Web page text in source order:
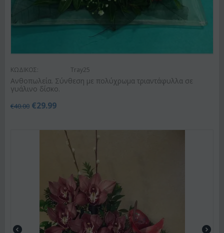
ΚΩΔΙΚΟΣ: Tray25
Ανθοπωλεία. Σύνθεση με πολύχρωμα τριαντάφυλλα σε
γυάλινο δίσκο.
€40.00 €29.99